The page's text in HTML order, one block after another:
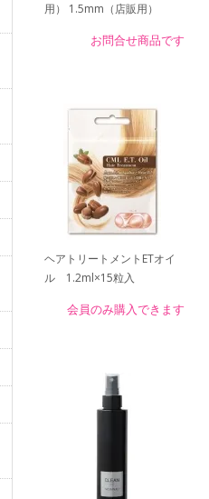
用） 1.5mm（店販用）
お問合せ商品です
ヘアトリートメントETオイ
ル 1.2ml×15粒入
会員のみ購入できます